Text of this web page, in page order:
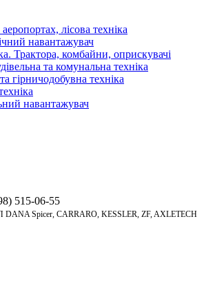
лісова техніка
навантажувач
Трактора, комбайни, оприскувачі
та комунальна техніка
гірничодобувна техніка
навантажувач
515-06-55
DANA Spicer, CARRARO, KESSLER, ZF, AXLETECH